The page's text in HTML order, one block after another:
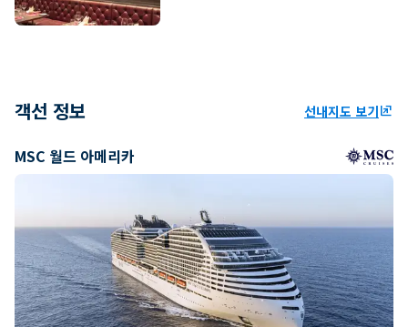
객선 정보 선내지도 보기ungroup
MSC 월드 아메리카